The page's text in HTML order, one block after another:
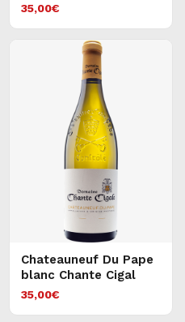
35,00€
Chateauneuf Du Pape
blanc Chante Cigal
35,00€